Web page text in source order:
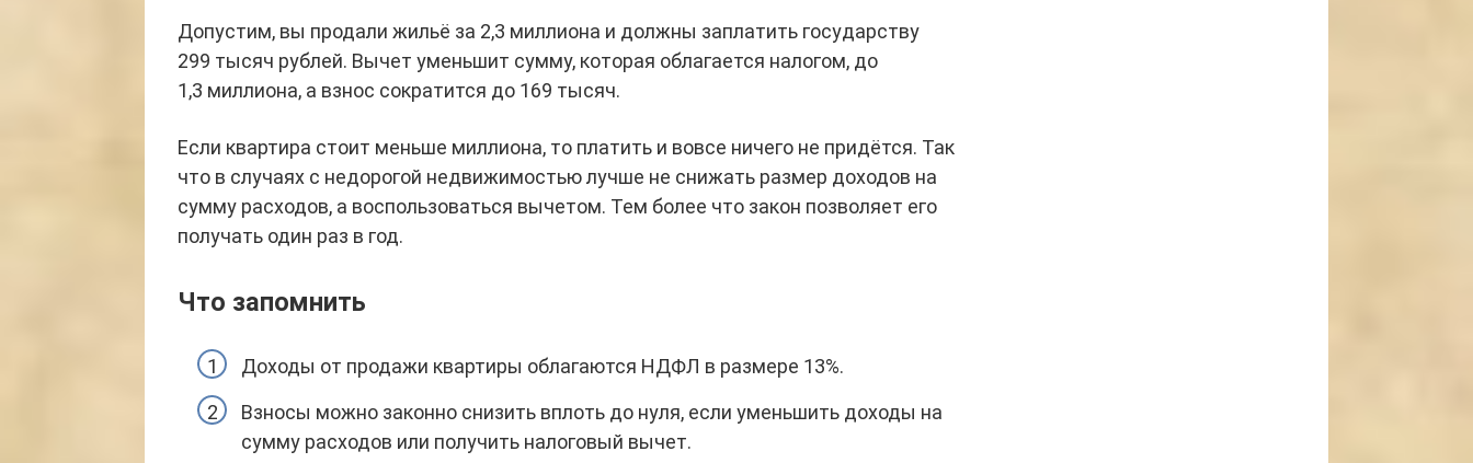
Допустим, вы продали жильё за 2,3 миллиона и должны заплатить государству
299 тысяч рублей. Вычет уменьшит сумму, которая облагается налогом, до
1,3 миллиона, а взнос сократится до 169 тысяч.
Если квартира стоит меньше миллиона, то платить и вовсе ничего не придётся. Так
что в случаях с недорогой недвижимостью лучше не снижать размер доходов на
сумму расходов, а воспользоваться вычетом. Тем более что закон позволяет его
получать один раз в год.
Что запомнить
Доходы от продажи квартиры облагаются НДФЛ в размере 13%.
Взносы можно законно снизить вплоть до нуля, если уменьшить доходы на
сумму расходов или получить налоговый вычет.